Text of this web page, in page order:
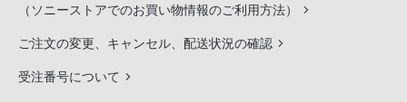
（ソニーストアでのお買い物情報のご利用方法）
ご注文の変更、キャンセル、配送状況の確認
受注番号について